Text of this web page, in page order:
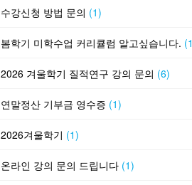
수강신청 방법 문의 (1)
봄학기 미학수업 커리큘럼 알고싶습니다.
2026 겨울학기 질적연구 강의 문의 (6)
연말정산 기부금 영수증 (1)
2026겨울학기 (1)
온라인 강의 문의 드립니다 (1)